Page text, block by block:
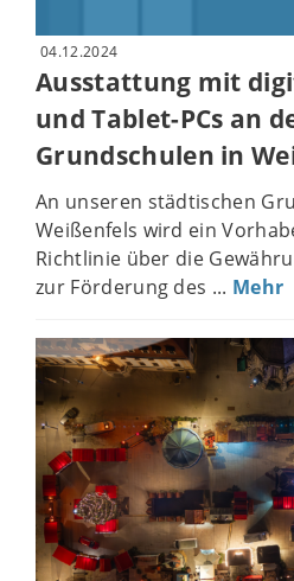
04.12.2024
Ausstattung mit
und Tablet-PCs an
Grundschulen in
An unseren städtischen
Weißenfels wird ein
Richtlinie über die
zur Förderung des ... Mehr